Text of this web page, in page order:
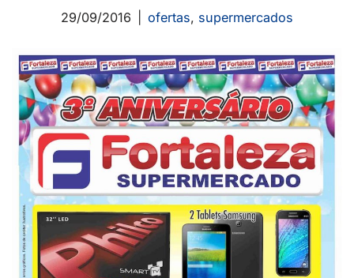
29/09/2016 ofertas, supermercados